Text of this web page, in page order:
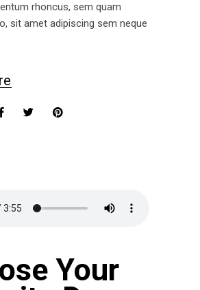
rhoncus, sem quam
sit amet adipiscing sem neque
Your